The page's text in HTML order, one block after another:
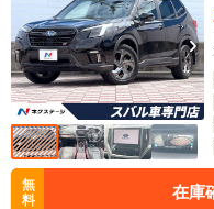
無
料
在庫